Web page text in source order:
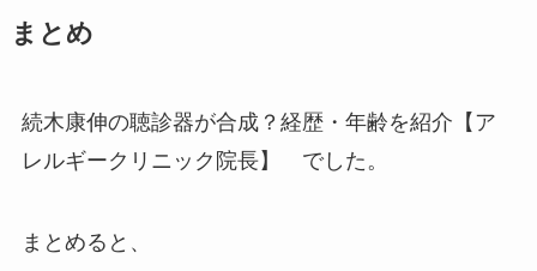
まとめ
続木康伸の聴診器が合成？経歴・年齢を紹介【ア
レルギークリニック院長】 でした。
まとめると、